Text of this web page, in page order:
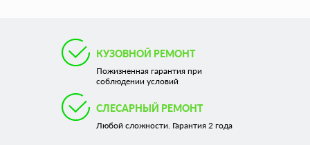
КУЗОВНОЙ РЕМОНТ
Пожизненная гарантия при
соблюдении условий
СЛЕСАРНЫЙ РЕМОНТ
Любой сложности. Гарантия 2 года